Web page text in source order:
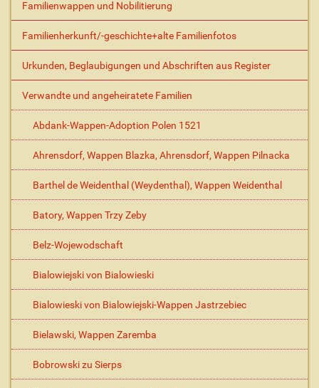
t
o
e
Familienwappen und Nobilitierung
Familienherkunft/-geschichte+alte Familienfotos
Urkunden, Beglaubigungen und Abschriften aus Register
Verwandte und angeheiratete Familien
Abdank-Wappen-Adoption Polen 1521
Ahrensdorf, Wappen Blazka, Ahrensdorf, Wappen Pilnacka
Barthel de Weidenthal (Weydenthal), Wappen Weidenthal
Batory, Wappen Trzy Zeby
Belz-Wojewodschaft
Bialowiejski von Bialowieski
Bialowieski von Bialowiejski-Wappen Jastrzebiec
Bielawski, Wappen Zaremba
Bobrowski zu Sierps